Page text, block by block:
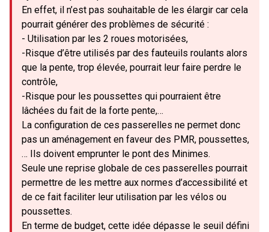
En effet, il n’est pas souhaitable de les élargir car cela
pourrait générer des problèmes de sécurité :
- Utilisation par les 2 roues motorisées,
-Risque d’être utilisés par des fauteuils roulants alors
que la pente, trop élevée, pourrait leur faire perdre le
contrôle,
-Risque pour les poussettes qui pourraient être
lâchées du fait de la forte pente,…
La configuration de ces passerelles ne permet donc
pas un aménagement en faveur des PMR, poussettes,
… Ils doivent emprunter le pont des Minimes.
Seule une reprise globale de ces passerelles pourrait
permettre de les mettre aux normes d’accessibilité et
de ce fait faciliter leur utilisation par les vélos ou
poussettes.
En terme de budget, cette idée dépasse le seuil défini